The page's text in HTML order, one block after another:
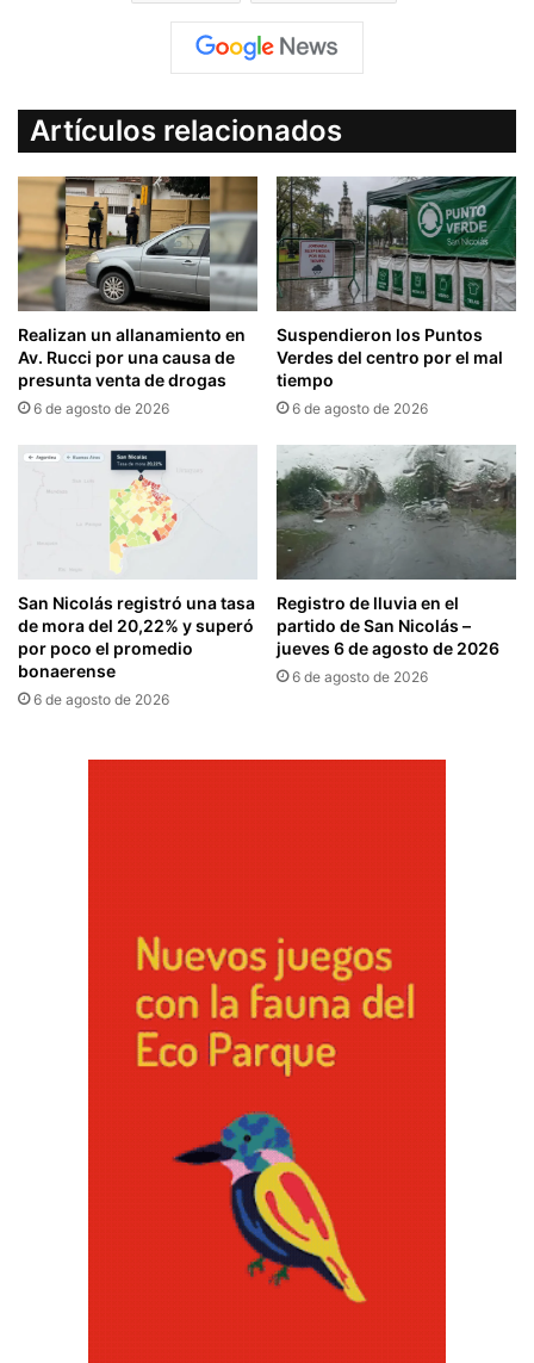
Artículos relacionados
Realizan un allanamiento en
Av. Rucci por una causa de
presunta venta de drogas
6 de agosto de 2026
Suspendieron los Puntos
Verdes del centro por el mal
tiempo
6 de agosto de 2026
San Nicolás registró una tasa
de mora del 20,22% y superó
por poco el promedio
bonaerense
6 de agosto de 2026
Registro de lluvia en el
partido de San Nicolás –
jueves 6 de agosto de 2026
6 de agosto de 2026